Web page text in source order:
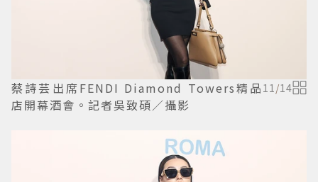
蔡詩芸出席FENDI Diamond Towers精品
店開幕酒會。記者吳致碩／攝影
11 /14